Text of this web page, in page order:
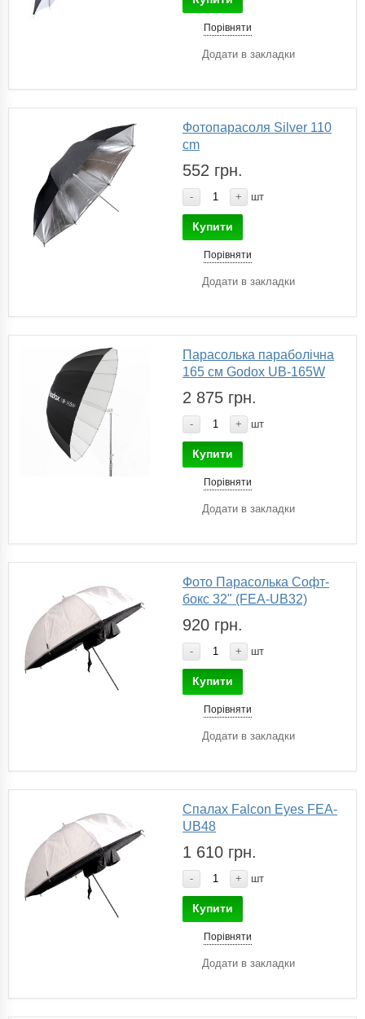
Порівняти
Додати в закладки
Фотопарасоля Silver 110
cm
552 грн.
- + шт
Купити
Порівняти
Додати в закладки
Парасолька параболічна
165 см Godox UB-165W
2 875 грн.
- + шт
Купити
Порівняти
Додати в закладки
Фото Парасолька Софт-
бокс 32" (FEA-UB32)
920 грн.
- + шт
Купити
Порівняти
Додати в закладки
Спалах Falcon Eyes FEA-
UB48
1 610 грн.
- + шт
Купити
Порівняти
Додати в закладки